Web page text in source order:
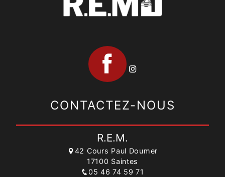
CONTACTEZ-NOUS
R.E.M.
42 Cours Paul Doumer
17100 Saintes
05 46 74 59 71